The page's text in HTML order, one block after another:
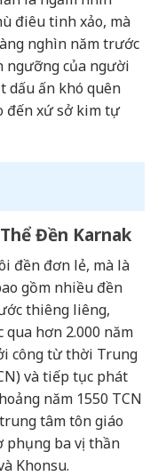
điêu tinh xảo, mà
nghìn năm trước
ngưỡng của người
dấu ấn khó quên
đến xứ sở kim tự
Đền Karnak
đền đơn lẻ, mà là
gồm nhiều đền
thiêng liêng,
hơn 2.000 năm
công từ thời Trung
và tiếp tục phát
năm 1550 TCN
tâm tôn giáo
phụng ba vị thần
Khonsu.